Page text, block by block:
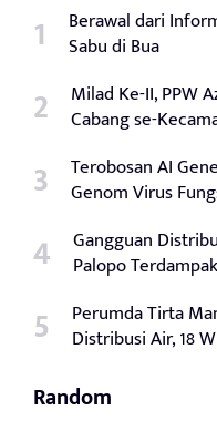
Berawal dari
Sabu di Bua
Milad Ke-II, PPW
Cabang se-
Terobosan AI
Genom Virus
Gangguan
Palopo
Perumda Tirta
Distribusi Air, 18
Random